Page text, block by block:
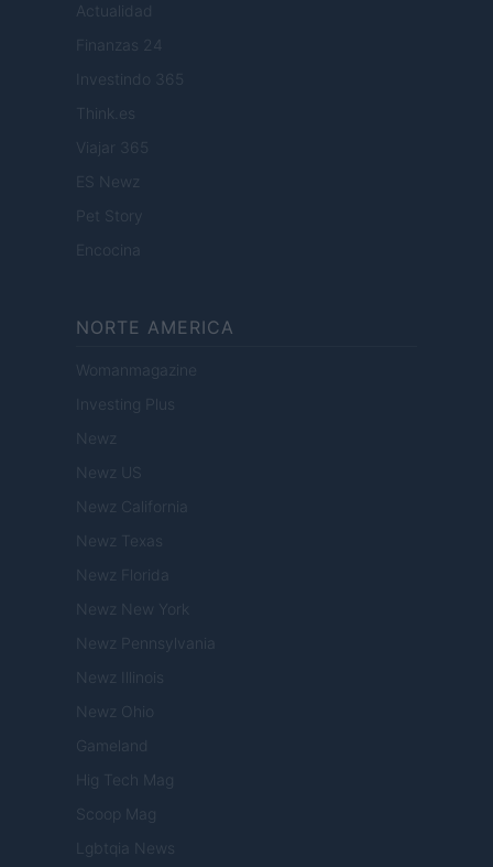
Actualidad
Finanzas 24
Investindo 365
Think.es
Viajar 365
ES Newz
Pet Story
Encocina
NORTE AMERICA
Womanmagazine
Investing Plus
Newz
Newz US
Newz California
Newz Texas
Newz Florida
Newz New York
Newz Pennsylvania
Newz Illinois
Newz Ohio
Gameland
Hig Tech Mag
Scoop Mag
Lgbtqia News